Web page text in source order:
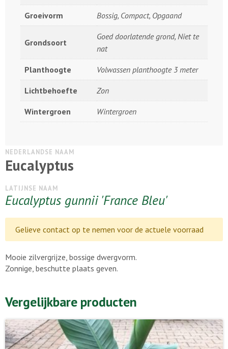
Groeivorm Bossig, Compact, Opgaand
Grondsoort
Goed doorlatende grond, Niet te
nat
Planthoogte Volwassen planthoogte 3 meter
Lichtbehoefte Zon
Wintergroen Wintergroen
NEDERLANDSE NAAM
Eucalyptus
LATIJNSE NAAM
Eucalyptus gunnii 'France Bleu'
Gelieve contact op te nemen voor de actuele voorraad
Mooie zilvergrijze, bossige dwergvorm.
Zonnige, beschutte plaats geven.
Vergelijkbare producten